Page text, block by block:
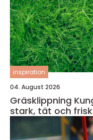
inspiration
04. August 2026
Gräsklippning
stark, tät och